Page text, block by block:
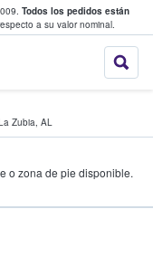
Todos los pedidos están
a su valor nominal.
fans
Zubia, AL
o zona de pie disponible.